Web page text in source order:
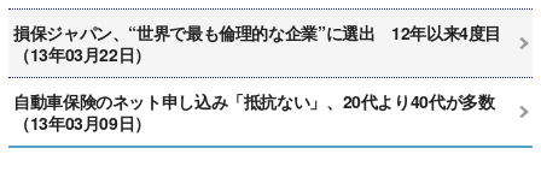
損保ジャパン、“世界で最も倫理的な企業”に選出 12年以来4度目
（13年03月22日）
自動車保険のネット申し込み「抵抗ない」、20代より40代が多数
（13年03月09日）